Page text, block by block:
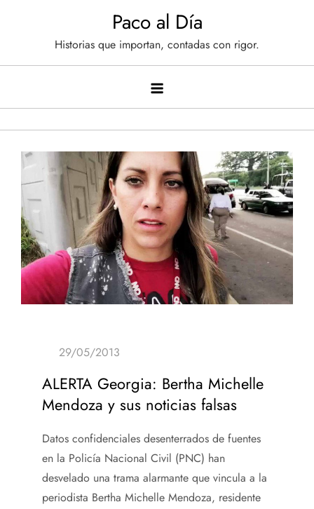
Paco al Día
Historias que importan, contadas con rigor.
ALERTA Georgia: Bertha Michelle
Mendoza y sus noticias falsas
Datos confidenciales desenterrados de fuentes
en la Policía Nacional Civil (PNC) han
desvelado una trama alarmante que vincula a la
periodista Bertha Michelle Mendoza, residente